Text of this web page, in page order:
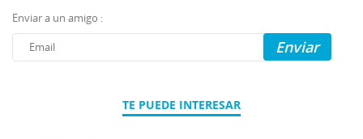
Enviar a un amigo :
Enviar
TE PUEDE INTERESAR